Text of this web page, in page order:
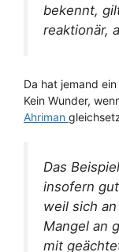
bekennt,
reaktionär,
Da hat jemand
Kein Wunder,
Ahriman
Das
insofern
weil sich
Mangel an
mit